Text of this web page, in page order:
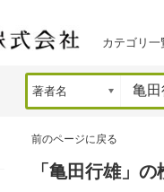
カテゴリ一
前のページに戻る
「亀田行雄」